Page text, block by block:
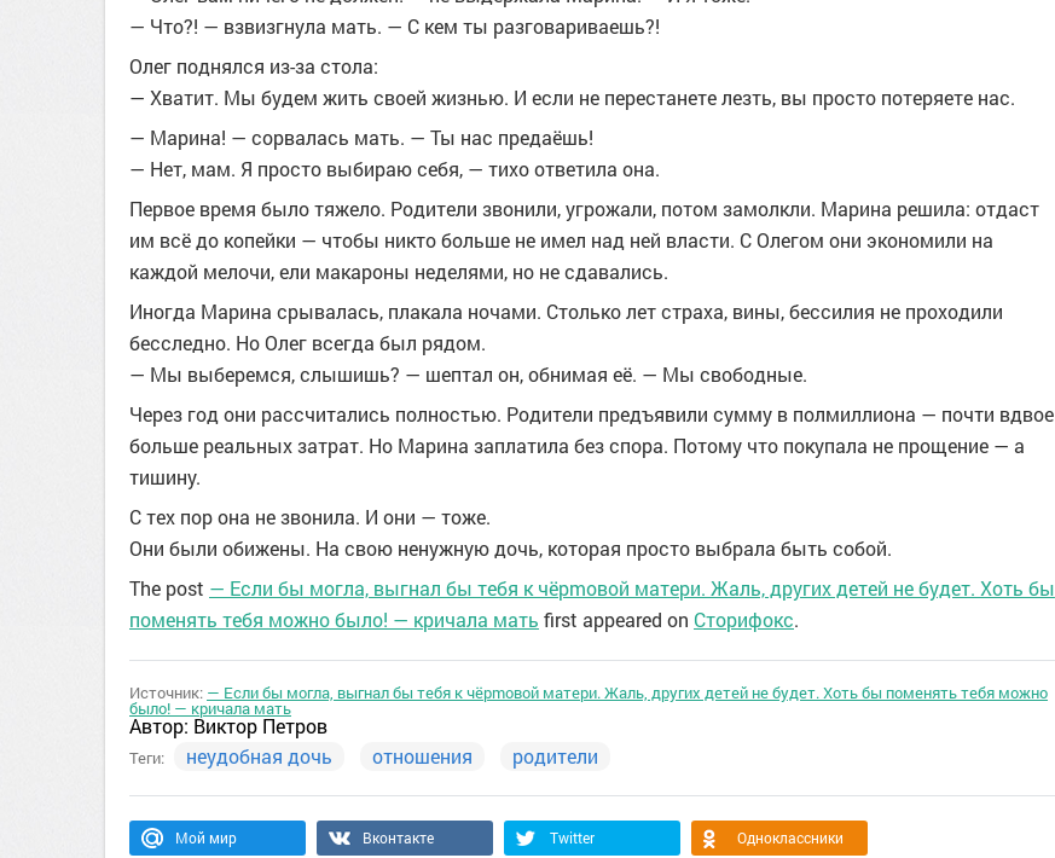
— Что?! — взвизгнула мать. — С кем ты разговариваешь?!
Олег поднялся из-за стола:
— Хватит. Мы будем жить своей жизнью. И если не перестанете лезть, вы просто потеряете нас.
— Марина! — сорвалась мать. — Ты нас предаёшь!
— Нет, мам. Я просто выбираю себя, — тихо ответила она.
Первое время было тяжело. Родители звонили, угрожали, потом замолкли. Марина решила: отдаст
им всё до копейки — чтобы никто больше не имел над ней власти. С Олегом они экономили на
каждой мелочи, ели макароны неделями, но не сдавались.
Иногда Марина срывалась, плакала ночами. Столько лет страха, вины, бессилия не проходили
бесследно. Но Олег всегда был рядом.
— Мы выберемся, слышишь? — шептал он, обнимая её. — Мы свободные.
Через год они рассчитались полностью. Родители предъявили сумму в полмиллиона — почти вдвое
больше реальных затрат. Но Марина заплатила без спора. Потому что покупала не прощение — а
тишину.
С тех пор она не звонила. И они — тоже.
Они были обижены. На свою ненужную дочь, которая просто выбрала быть собой.
The post — Если бы могла, выгнал бы тебя к чёрmовой матери. Жаль, других детей не будет. Хоть бы
поменять тебя можно было! — кричала мать first appeared on Сторифокс.
Источник: — Если бы могла, выгнал бы тебя к чёрmовой матери. Жаль, других детей не будет. Хоть бы поменять тебя можно
было! — кричала мать
Автор: Виктор Петров
Теги: неудобная дочь отношения родители
Мой мир Вконтакте Twitter Одноклассники